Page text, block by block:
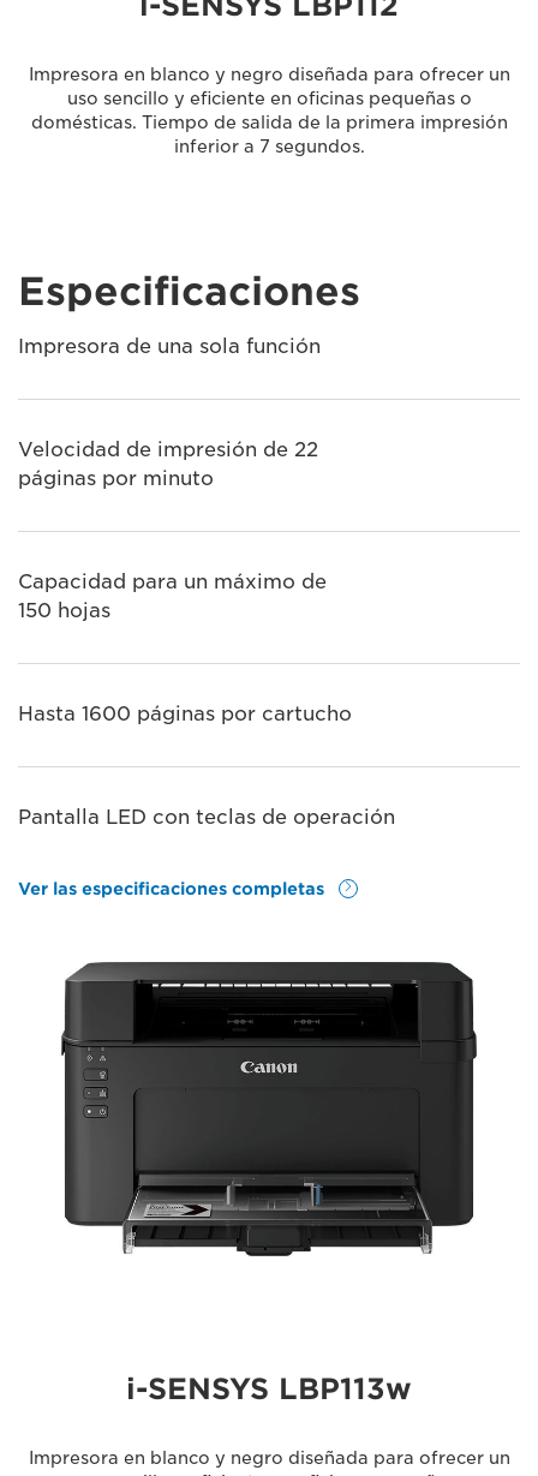
Impresora en blanco y negro diseñada para ofrecer un
uso sencillo y eficiente en oficinas pequeñas o
domésticas. Tiempo de salida de la primera impresión
inferior a 7 segundos.
Especificaciones
Impresora de una sola función
Velocidad de impresión de 22
páginas por minuto
Capacidad para un máximo de
150 hojas
Hasta 1600 páginas por cartucho
Pantalla LED con teclas de operación
Ver las especificaciones completas
i-SENSYS LBP113w
Impresora en blanco y negro diseñada para ofrecer un